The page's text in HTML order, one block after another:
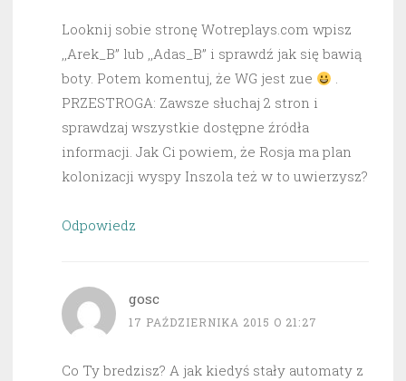
Looknij sobie stronę Wotreplays.com wpisz
,,Arek_B” lub ,,Adas_B” i sprawdź jak się bawią
boty. Potem komentuj, że WG jest zue
.
PRZESTROGA: Zawsze słuchaj 2 stron i
sprawdzaj wszystkie dostępne źródła
informacji. Jak Ci powiem, że Rosja ma plan
kolonizacji wyspy Inszola też w to uwierzysz?
Odpowiedz
gosc
17 PAŹDZIERNIKA 2015 O 21:27
Co Ty bredzisz? A jak kiedyś stały automaty z